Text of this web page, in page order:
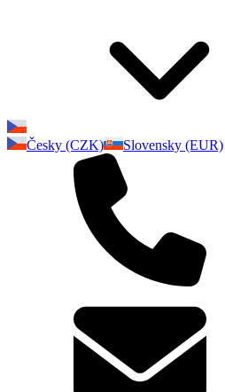
Česky (CZK)
Slovensky (EUR)